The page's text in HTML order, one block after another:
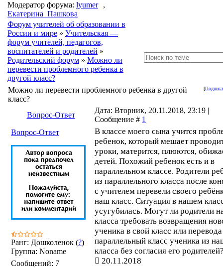
Модератор форума: lyumer
,
Екатерина_Пашкова
Форум учителей об образовании в
России и мире » Учительская —
форум учителей, педагогов,
воспитателей и родителей »
Родительский форум » Можно ли
перевести проблемного ребенка в
другой класс?
[
Можно ли перевести проблемного ребенка в другой
класс?
Вопрос-Ответ
Дата: Вторник, 20.11.2018, 23:19 |
Сообщение # 1
Вопрос-Ответ
Ранг: Дошколенок (?)
Группа: Noname
Сообщений: 7
В классе моего сына учится
ребенок, который мешает
уроки, матерится, плюются,
детей. Похожий ребенок есть и в
параллельном классе. Родители
из параллельного класса после
с учителем перевели своего
наш класс. Ситуация в нашем
усугубилась. Могут ли родители
класса требовать возвращения
ученика в свой класс или
параллельный класс ученика из
класса без согласия его
20.11.2018